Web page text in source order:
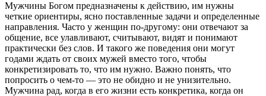
Мужчины Богом предназначены к действию, им нужны
четкие ориентиры, ясно поставленные задачи и определенные
направления. Часто у женщин по-другому: они отвечают за
общение, все улавливают, считывают, видят и понимают
практически без слов. И такого же поведения они могут
годами ждать от своих мужей вместо того, чтобы
конкретизировать то, что им нужно. Важно понять, что
попросить о чем-то — это не обидно и не унизительно.
Мужчина рад, когда в его жизни есть конкретика, когда он